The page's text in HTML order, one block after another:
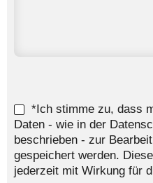
*Ich stimme zu, dass
Daten - wie in der
beschrieben - zur
gespeichert werden.
jederzeit mit Wirkung für